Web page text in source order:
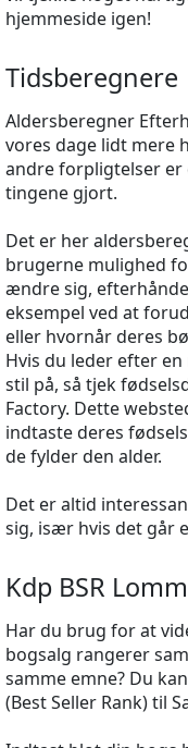
hjemmeside igen!
Tidsberegnere
Aldersberegner
vores dage lidt mere
andre forpligtelser
tingene gjort.
Det er her
brugerne mulighed
ændre sig,
eksempel ved at
eller hvornår deres
Hvis du leder efter
stil på, så tjek
Factory. Dette
indtaste deres
de fylder den alder.
Det er altid
sig, især hvis det går
Kdp BSR
Har du brug for at
bogsalg rangerer
samme emne? Du
(Best Seller Rank) til